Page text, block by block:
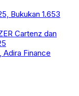
Bukukan 1.653
Cartenz dan
Adira Finance